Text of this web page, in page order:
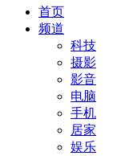
首页
频道
科技
摄影
影音
电脑
手机
居家
娱乐